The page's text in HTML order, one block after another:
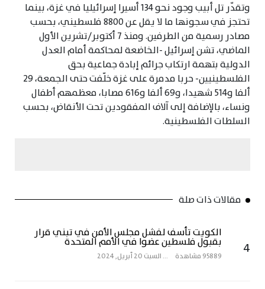
وتقدّر تل أبيب وجود نحو 134 أسيرا إسرائيليا في غزة، بينما
تحتجز في سجونها ما لا يقل عن 8800 فلسطيني، بحسب
مصادر رسمية من الطرفين. ومنذ 7 أكتوبر/تشرين الأول
الماضي، تشن إسرائيل -الخاضعة لمحاكمة أمام العدل
الدولية بتهمة ارتكاب جرائم إبادة جماعية بحق
الفلسطينيين- حربا مدمرة على غزة خلّفت حتى الجمعة، 29
ألفا و514 شهيدا، و69 ألفا و616 مصابا، معظمهم أطفال
ونساء، بالإضافة إلى آلاف المفقودين تحت الأنقاض، بحسب
السلطات الفلسطينية.
مقالات ذات صلة
4
الكويت تأسف لفشل مجلس الأمن في تبني قرار
بقبول فلسطين عضوا في الأمم المتحدة
95889 مشاهدة ...السبت 20 أبريل, 2024